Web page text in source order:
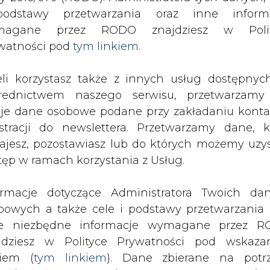
przetwarzania oraz inne
przez RODO znajdziesz w
pod tym linkiem.
korzystasz także z innych usług
naszego serwisu,
dane osobowe podane przy zakładaniu
do newslettera. Przetwarzamy dane,
pozostawiasz lub do których możemy
w ramach korzystania z Usług.
dotyczące Administratora Twoich
a także cele i podstawy przetwarzania
niezbędne informacje wymagane przez
w Polityce Prywatności pod
(tym linkiem). Dane zbierane na
po śmierci górników w kopalniach Janina i Pniówek
drukuj skomentuj
po śmierci górników w
przekazał kondolencje i wyrazy
którzy w sierpniu zginęli przy
w Pawłowicach. Specjalny list